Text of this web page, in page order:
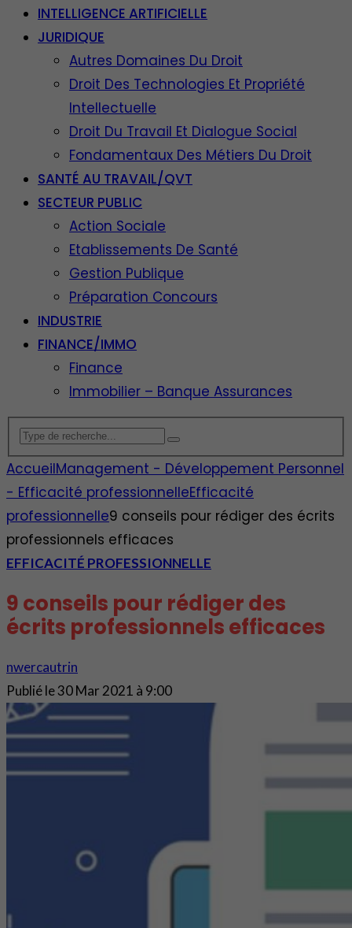
INTELLIGENCE ARTIFICIELLE
JURIDIQUE
Autres Domaines Du Droit
Droit Des Technologies Et Propriété
Intellectuelle
Droit Du Travail Et Dialogue Social
Fondamentaux Des Métiers Du Droit
SANTÉ AU TRAVAIL/QVT
SECTEUR PUBLIC
Action Sociale
Etablissements De Santé
Gestion Publique
Préparation Concours
INDUSTRIE
FINANCE/IMMO
Finance
Immobilier – Banque Assurances
AccueilManagement - Développement Personnel
- Efficacité professionnelleEfficacité
professionnelle9 conseils pour rédiger des écrits
professionnels efficaces
EFFICACITÉ PROFESSIONNELLE
9 conseils pour rédiger des
écrits professionnels efficaces
nwercautrin
Publié le30 Mar 2021 à 9:00